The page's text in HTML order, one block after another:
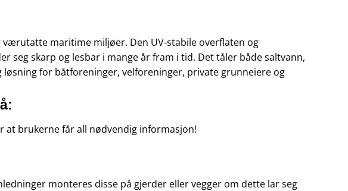
maritime miljøer. Den UV-stabile overflaten og
seg skarp og lesbar i mange år fram i tid. Det tåler både saltvann,
for båtforeninger, velforeninger, private grunneiere og
at brukerne får all nødvendig informasjon!
monteres disse på gjerder eller vegger om dette lar seg